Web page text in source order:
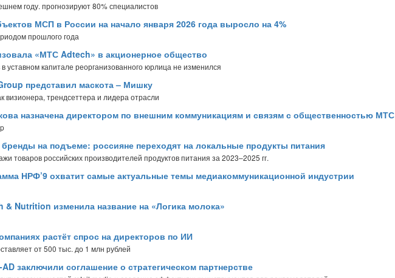
году. прогнозируют 80% специалистов
МСП в России на начало января 2026 года выросло на 4%
прошлого года
«МТС Adtech» в акционерное общество
уставном капитале реорганизованного юрлица не изменился
представил маскота – Мишку
визионера, трендсеттера и лидера отрасли
назначена директором по внешним коммуникациям и связям с общественностью МТС
на подъеме: россияне переходят на локальные продукты питания
товаров российских производителей продуктов питания за 2023–2025 гг.
НРФ’9 охватит самые актуальные темы медиакоммуникационной индустрии
& Nutrition изменила название на «Логика молока»
растёт спрос на директоров по ИИ
от 500 тыс. до 1 млн рублей
заключили соглашение о стратегическом партнерстве